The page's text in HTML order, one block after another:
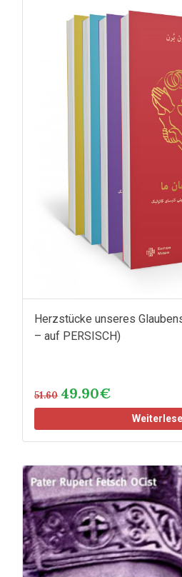
Herzstücke unseres
– auf PERSISCH)
51.60 49.90€